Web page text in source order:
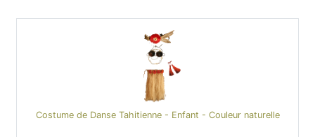
Costume de Danse Tahitienne - Enfant - Couleur naturelle